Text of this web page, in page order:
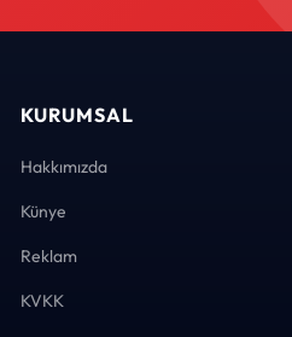
KURUMSAL
Hakkımızda
Künye
Reklam
KVKK